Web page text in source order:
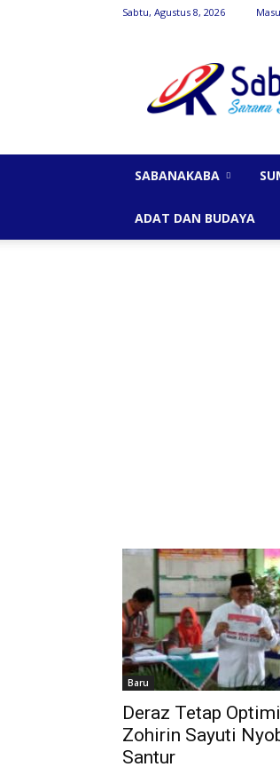
Sabtu, Agustus 8, 2026
SABANAKABA
ADAT DAN BUDAYA
Baru
Deraz Tetap
Zohirin Sayuti
Santur